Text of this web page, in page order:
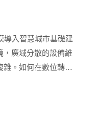
韌性。此系統整合
5G路由器的高頻
線能力，透過模組化
的行動直播解決方
境轉播般的即時串
現場執行效率。即
導入智慧城市基礎建
，廣域分散的設備維
雜。如何在數位轉型
關鍵考驗。昇頻